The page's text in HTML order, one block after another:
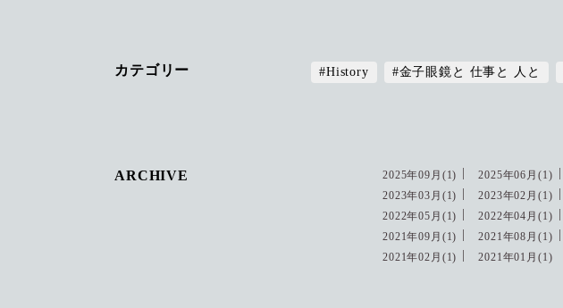
カテゴリー #History #金子眼鏡と 仕事と 人と
ARCHIVE 2025年09月(1) 2025年06月(1)
2023年03月(1)
2023年02月(1)
2022年05月(1)
2022年04月(1)
2021年09月(1)
2021年08月(1)
2021年02月(1)
2021年01月(1)